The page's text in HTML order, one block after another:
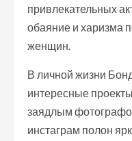
привлекательных
обаяние и харизма
женщин.
В личной жизни
интересные
заядлым
инстаграм полон